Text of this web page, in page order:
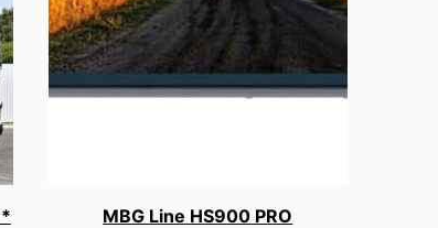
MBG Line HS900 PRO